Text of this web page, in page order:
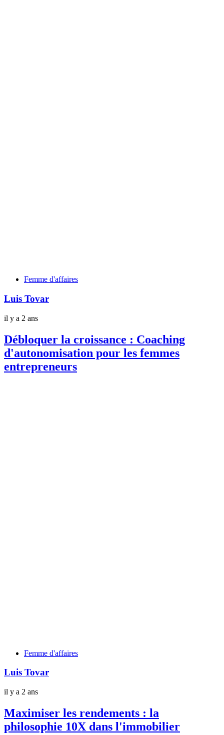
Tags Femme d'affaires
Luis Tovar
il y a 2 ans
Débloquer la croissance : Coaching
d'autonomisation pour les femmes
entrepreneurs
Tags Femme d'affaires
Luis Tovar
il y a 2 ans
Maximiser les rendements : la
philosophie 10X dans l'immobilier